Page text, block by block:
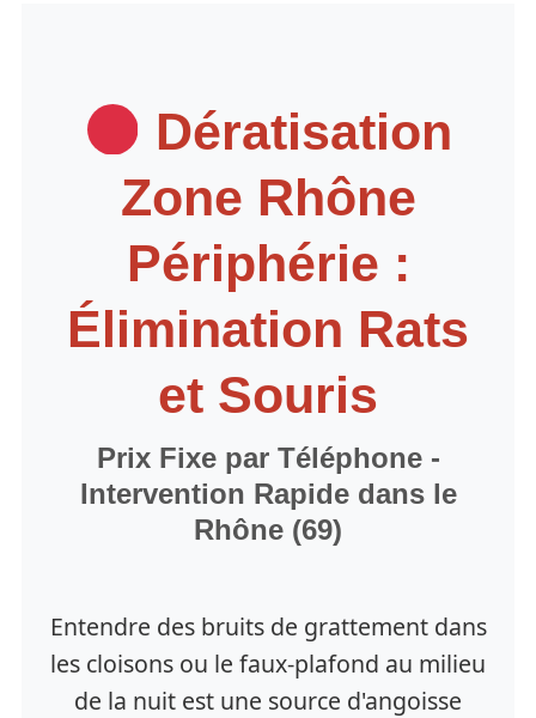
Dératisation
Zone Rhône
Périphérie :
Élimination Rats
et Souris
Prix Fixe par Téléphone -
Intervention Rapide dans le
Rhône (69)
Entendre des bruits de grattement dans
les cloisons ou le faux-plafond au milieu
de la nuit est une source d'angoisse